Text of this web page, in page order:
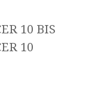
10 BIS
10